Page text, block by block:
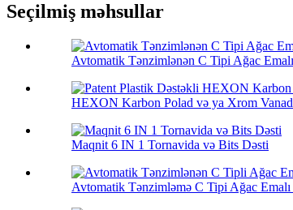
Seçilmiş məhsullar
Avtomatik Tənzimlənən C Tipi Ağac
HEXON Karbon Polad və ya Xrom
Maqnit 6 IN 1 Tornavida və Bits Dəsti
Avtomatik Tənzimləmə C Tipi Ağac